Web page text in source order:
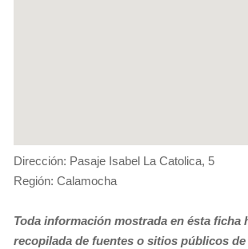
Dirección: Pasaje Isabel La Catolica, 5
Región: Calamocha
Toda información mostrada en ésta ficha
recopilada de fuentes o sitios públicos de